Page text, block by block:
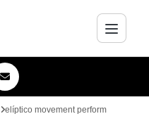
elíptico movement perform